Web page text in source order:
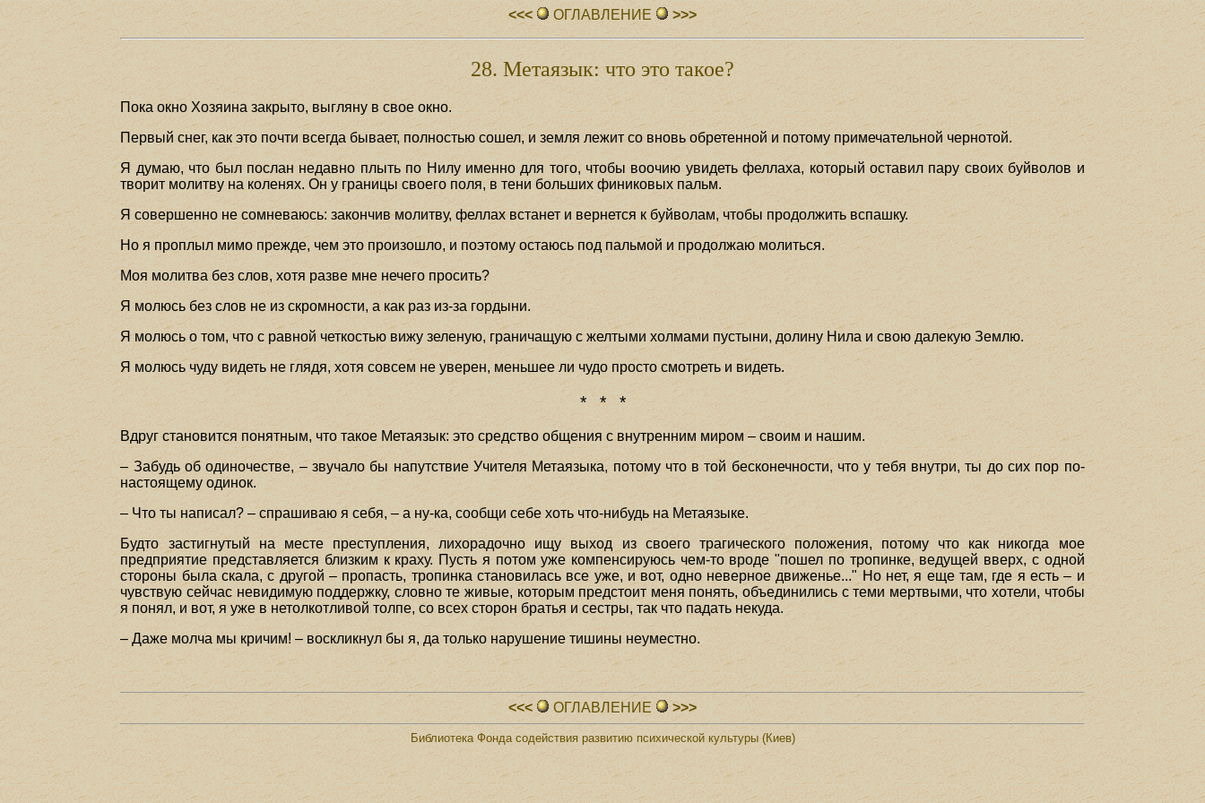
<<< ОГЛАВЛЕHИЕ >>>
28. Метаязык: что это такое?
Пока окно Хозяина закрыто, выгляну в свое окно.
Первый снег, как это почти всегда бывает, полностью сошел, и земля лежит со вновь обретенной и потому примечательной чернотой.
Я думаю, что был послан недавно плыть по Нилу именно для того, чтобы воочию увидеть феллаха, который оставил пару своих буйволов и
творит молитву на коленях. Он у границы своего поля, в тени больших финиковых пальм.
Я совершенно не сомневаюсь: закончив молитву, феллах встанет и вернется к буйволам, чтобы продолжить вспашку.
Но я проплыл мимо прежде, чем это произошло, и поэтому остаюсь под пальмой и продолжаю молиться.
Моя молитва без слов, хотя разве мне нечего просить?
Я молюсь без слов не из скромности, а как раз из-за гордыни.
Я молюсь о том, что с равной четкостью вижу зеленую, граничащую с желтыми холмами пустыни, долину Нила и свою далекую Землю.
Я молюсь чуду видеть не глядя, хотя совсем не уверен, меньшее ли чудо просто смотреть и видеть.
* * *
Вдруг становится понятным, что такое Метаязык: это средство общения с внутренним миром – своим и нашим.
– Забудь об одиночестве, – звучало бы напутствие Учителя Метаязыка, потому что в той бесконечности, что у тебя внутри, ты до сих пор по-
настоящему одинок.
– Что ты написал? – спрашиваю я себя, – а ну-ка, сообщи себе хоть что-нибудь на Метаязыке.
Будто застигнутый на месте преступления, лихорадочно ищу выход из своего трагического положения, потому что как никогда мое
предприятие представляется близким к краху. Пусть я потом уже компенсируюсь чем-то вроде "пошел по тропинке, ведущей вверх, с одной
стороны была скала, с другой – пропасть, тропинка становилась все уже, и вот, одно неверное движенье..." Но нет, я еще там, где я есть – и
чувствую сейчас невидимую поддержку, словно те живые, которым предстоит меня понять, объединились с теми мертвыми, что хотели, чтобы
я понял, и вот, я уже в нетолкотливой толпе, со всех сторон братья и сестры, так что падать некуда.
– Даже молча мы кричим! – воскликнул бы я, да только нарушение тишины неуместно.
<<< ОГЛАВЛЕHИЕ >>>
Библиотека Фонда содействия развитию психической культуры (Киев)